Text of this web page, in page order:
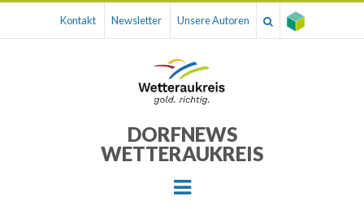
Kontakt Newsletter Unsere Autoren
DORFNEWS
WETTERAUKREIS
Menu